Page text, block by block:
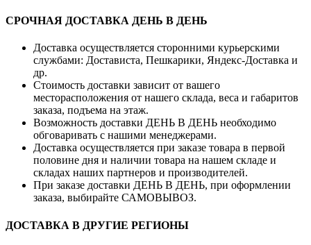
СРОЧНАЯ ДОСТАВКА ДЕНЬ В ДЕНЬ
Доставка осуществляется сторонними курьерскими
службами: Достависта, Пешкарики, Яндекс-Доставка и
др.
Стоимость доставки зависит от вашего
месторасположения от нашего склада, веса и габаритов
заказа, подъема на этаж.
Возможность доставки ДЕНЬ В ДЕНЬ необходимо
обговаривать с нашими менеджерами.
Доставка осуществляется при заказе товара в первой
половине дня и наличии товара на нашем складе и
складах наших партнеров и производителей.
При заказе доставки ДЕНЬ В ДЕНЬ, при оформлении
заказа, выбирайте САМОВЫВОЗ.
ДОСТАВКА В ДРУГИЕ РЕГИОНЫ